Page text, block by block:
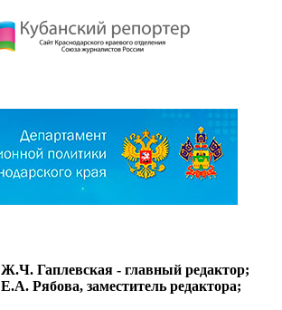
Ж.Ч. Гаплевская - главный редактор;
Е.А. Рябова, заместитель редактора;